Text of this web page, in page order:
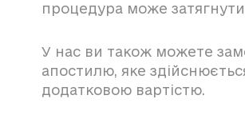
процедура може
У нас ви також можете
апостилю, яке
додатковою вартістю.